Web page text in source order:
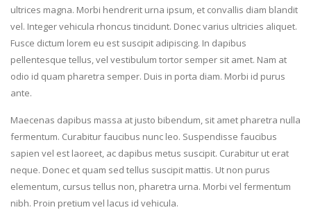
ultrices magna. Morbi hendrerit urna ipsum, et convallis diam blandit
vel. Integer vehicula rhoncus tincidunt. Donec varius ultricies aliquet.
Fusce dictum lorem eu est suscipit adipiscing. In dapibus
pellentesque tellus, vel vestibulum tortor semper sit amet. Nam at
odio id quam pharetra semper. Duis in porta diam. Morbi id purus
ante.
Maecenas dapibus massa at justo bibendum, sit amet pharetra nulla
fermentum. Curabitur faucibus nunc leo. Suspendisse faucibus
sapien vel est laoreet, ac dapibus metus suscipit. Curabitur ut erat
neque. Donec et quam sed tellus suscipit mattis. Ut non purus
elementum, cursus tellus non, pharetra urna. Morbi vel fermentum
nibh. Proin pretium vel lacus id vehicula.